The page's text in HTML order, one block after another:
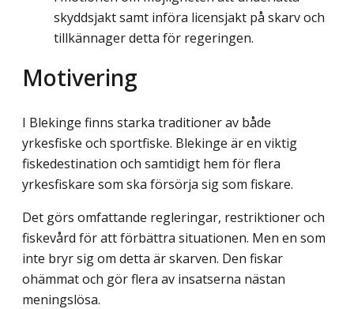
skyddsjakt samt införa licensjakt på skarv och
tillkännager detta för regeringen.
Motivering
I Blekinge finns starka traditioner av både
yrkesfiske och sportfiske. Blekinge är en viktig
fiskedestination och samtidigt hem för flera
yrkesfiskare som ska försörja sig som fiskare.
Det görs omfattande regleringar, restriktioner och
fiskevård för att förbättra situa­tionen. Men en som
inte bryr sig om detta är skarven. Den fiskar
ohämmat och gör flera av insatserna nästan
meningslösa.